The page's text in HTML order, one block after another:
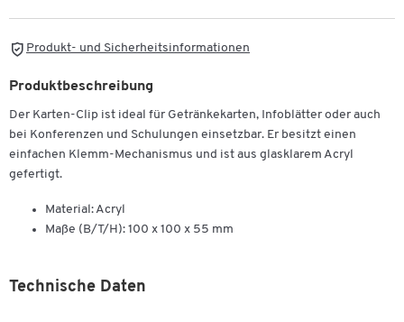
Produkt- und Sicherheitsinformationen
Produktbeschreibung
Der Karten-Clip ist ideal für Getränkekarten, Infoblätter oder auch
bei Konferenzen und Schulungen einsetzbar. Er besitzt einen
einfachen Klemm-Mechanismus und ist aus glasklarem Acryl
gefertigt.
Material: Acryl
Maße (B/T/H): 100 x 100 x 55 mm
Technische Daten